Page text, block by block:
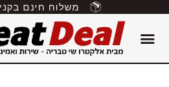
משלוח חינם בקניה